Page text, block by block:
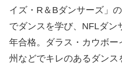
イズ・R＆Bダンサーズ」
でダンスを学び、NFLダン
年合格。ダラス・カウボー
州などでキレのあるダンス